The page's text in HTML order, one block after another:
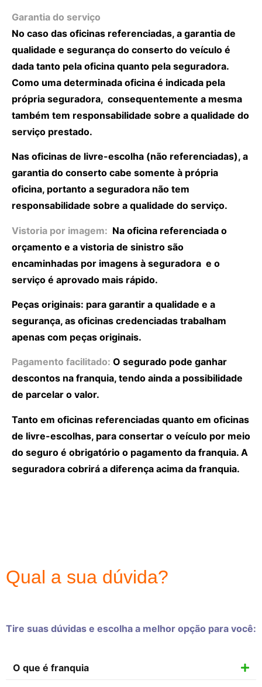
Garantia do serviço
No caso das oficinas referenciadas, a garantia de
qualidade e segurança do conserto do veículo é
dada tanto pela oficina quanto pela seguradora.
Como uma determinada oficina é indicada pela
própria seguradora, consequentemente a mesma
também tem responsabilidade sobre a qualidade do
serviço prestado.
Nas oficinas de livre-escolha (não referenciadas), a
garantia do conserto cabe somente à própria
oficina, portanto a seguradora não tem
responsabilidade sobre a qualidade do serviço.
Vistoria por imagem: Na oficina referenciada o
orçamento e a vistoria de sinistro são
encaminhadas por imagens à seguradora e o
serviço é aprovado mais rápido.
Peças originais: para garantir a qualidade e a
segurança, as oficinas credenciadas trabalham
apenas com peças originais.
Pagamento facilitado: O segurado pode ganhar
descontos na franquia, tendo ainda a possibilidade
de parcelar o valor.
Tanto em oficinas referenciadas quanto em oficinas
de livre-escolhas, para consertar o veículo por meio
do seguro é obrigatório o pagamento da franquia. A
seguradora cobrirá a diferença acima da franquia.
Qual a sua dúvida?
Tire suas dúvidas e escolha a melhor opção para você:
O que é franquia